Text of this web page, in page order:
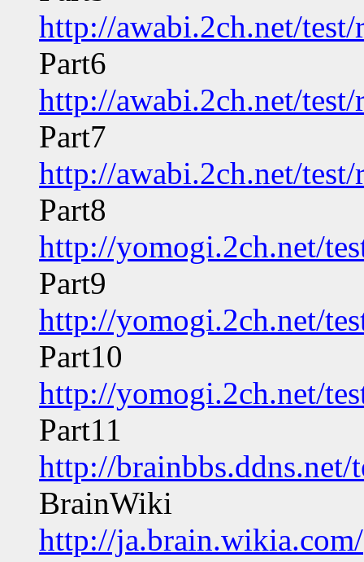
http://awabi.2ch.net/
Part6
http://awabi.2ch.net/
Part7
http://awabi.2ch.net/
Part8
http://yomogi.2ch.net/
Part9
http://yomogi.2ch.net/
Part10
http://yomogi.2ch.net/
Part11
http://
BrainWiki
http://ja.brain.wikia.com/